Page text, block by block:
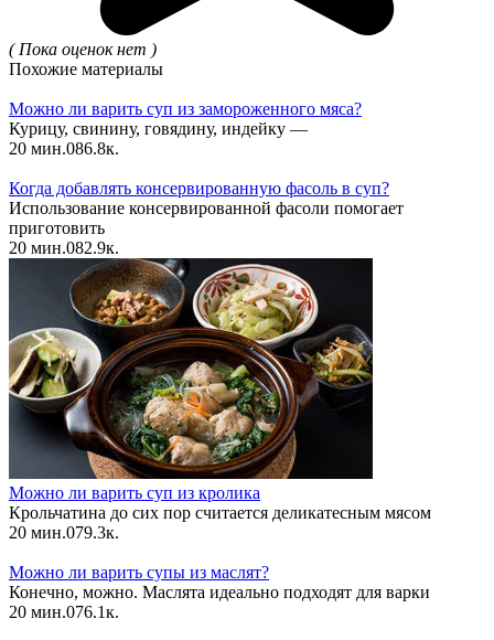
( Пока оценок нет )
Похожие материалы
Можно ли варить суп из замороженного мяса?
Курицу, свинину, говядину, индейку —
20 мин.086.8к.
Когда добавлять консервированную фасоль в суп?
Использование консервированной фасоли помогает
приготовить
20 мин.082.9к.
Можно ли варить суп из кролика
Крольчатина до сих пор считается деликатесным мясом
20 мин.079.3к.
Можно ли варить супы из маслят?
Конечно, можно. Маслята идеально подходят для варки
20 мин.076.1к.